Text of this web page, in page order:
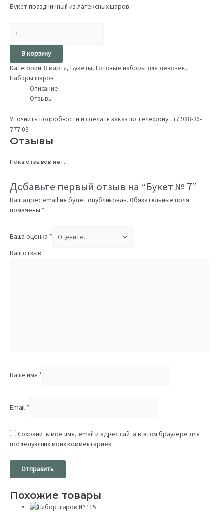
Букет праздничный из латексных шаров.
В корзину
Категории: 8 марта, Букеты, Готовые наборы для девочек,
Наборы шаров
Описание
Отзывы
Уточнить подробности и сделать заказ по телефону: +7 988-36-
777-03
Отзывы
Пока отзывов нет.
Добавьте первый отзыв на “Букет № 7”
Ваш адрес email не будет опубликован. Обязательные поля
помечены *
Ваша оценка *
Ваш отзыв *
Ваше имя *
Email *
Сохранить моё имя, email и адрес сайта в этом браузере для
последующих моих комментариев.
Похожие товары